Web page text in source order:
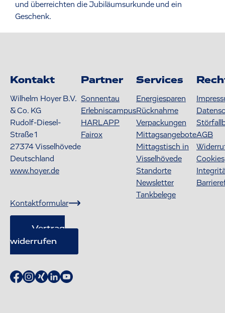
und überreichten die Jubiläumsurkunde und ein
Geschenk.
Kontakt
Wilhelm Hoyer B.V.
& Co. KG
Rudolf-Diesel-
Straße 1
27374Visselhövede
Deutschland
www.hoyer.de
Kontaktformular
Vertrag
widerrufen
Partner
Sonnentau
Erlebniscampus
HARLAPP
Fairox
Services
Energiesparen
Rücknahme
Verpackungen
Mittagsangebote
Mittagstisch in
Visselhövede
Standorte
Newsletter
Tankbelege
AGB
Cookies